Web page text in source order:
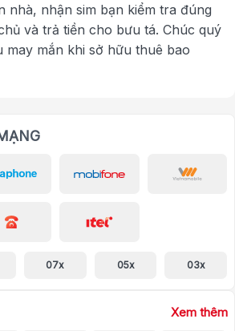
nhà, nhận sim bạn kiểm tra đúng
và trả tiền cho bưu tá. Chúc quý
may mắn khi sở hữu thuê bao
07x 05x 03x
Xem thêm